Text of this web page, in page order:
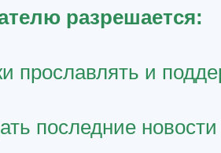
разрешается:
прославлять и
последние